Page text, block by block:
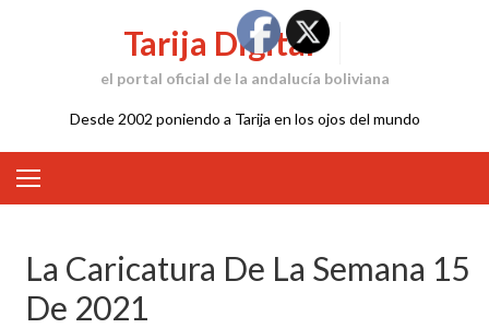
Tarija Digital
el portal oficial de la andalucía boliviana
Desde 2002 poniendo a Tarija en los ojos del mundo
La Caricatura De La Semana 15
De 2021